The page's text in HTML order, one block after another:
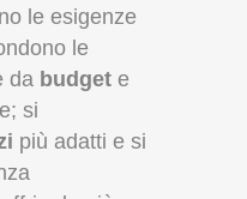
le esigenze
le
da budget e
si
più adatti e si